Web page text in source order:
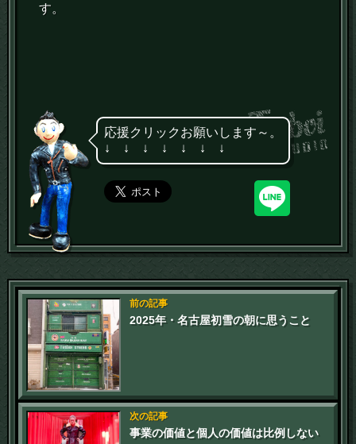
す。
応援クリックお願いします～。
↓ ↓ ↓ ↓ ↓ ↓ ↓
前の記事
2025年・名古屋初雪の朝に思うこと
次の記事
事業の価値と個人の価値は比例しない